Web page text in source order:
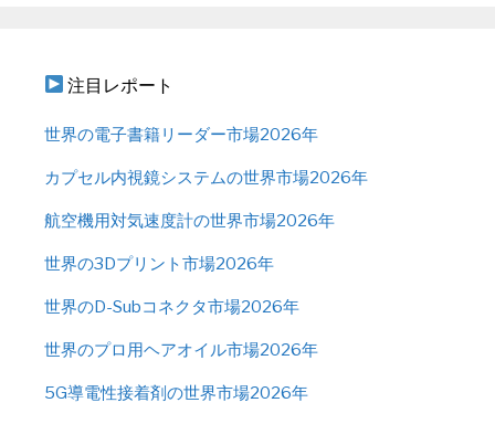
注目レポート
世界の電子書籍リーダー市場2026年
カプセル内視鏡システムの世界市場2026年
航空機用対気速度計の世界市場2026年
世界の3Dプリント市場2026年
世界のD-Subコネクタ市場2026年
世界のプロ用ヘアオイル市場2026年
5G導電性接着剤の世界市場2026年